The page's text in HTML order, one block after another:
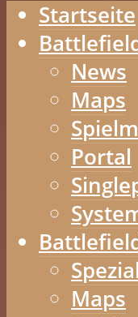
Startseite
News
Maps
Portal
Maps